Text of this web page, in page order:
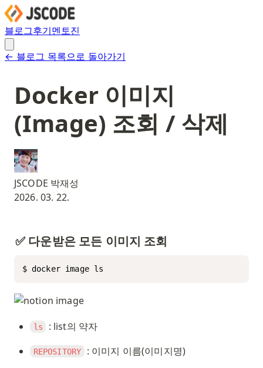
블로그후기멘토진
← 블로그 목록으로 돌아가기
Docker 이미지
(Image) 조회 / 삭제
JSCODE 박재성
2026. 03. 22.
✅ 다운받은 모든 이미지 조회
$ docker image ls
ls : list의 약자
REPOSITORY : 이미지 이름(이미지명)